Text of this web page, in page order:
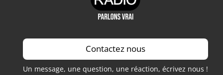
Contactez nous
Un message, une question, une réaction, écrivez nous !